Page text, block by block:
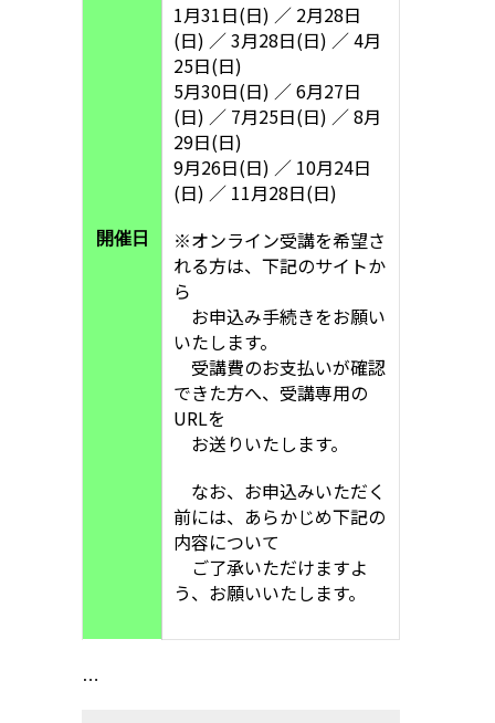
開催日
1月31日(日) ／ 2月28日
(日) ／ 3月28日(日) ／ 4月
25日(日)
5月30日(日) ／ 6月27日
(日) ／ 7月25日(日) ／ 8月
29日(日)
9月26日(日) ／ 10月24日
(日) ／ 11月28日(日)
※オンライン受講を希望さ
れる方は、下記のサイトか
ら
お申込み手続きをお願い
いたします。
受講費のお支払いが確認
できた方へ、受講専用の
URLを
お送りいたします。
なお、お申込みいただく
前には、あらかじめ下記の
内容について
ご了承いただけますよ
う、お願いいたします。
…